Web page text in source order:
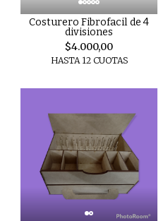
Costurero Fibrofacil de 4
divisiones
$4.000,00
HASTA 12 CUOTAS